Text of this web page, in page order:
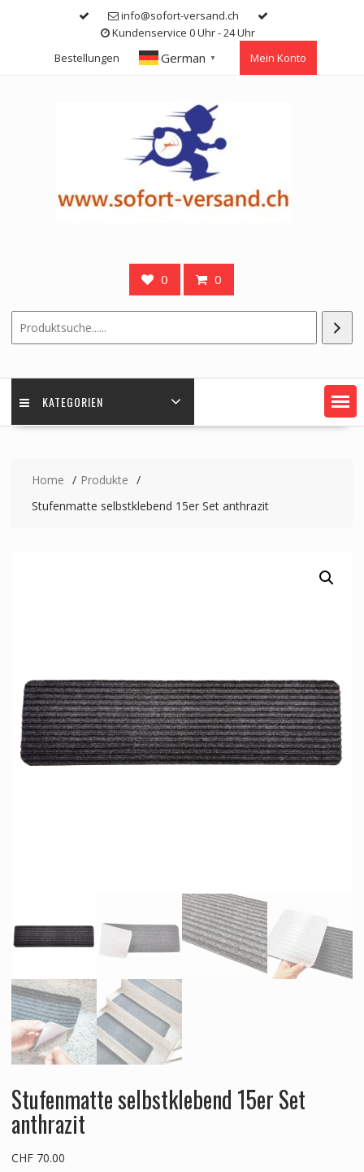
info@sofort-versand.ch
Kundenservice 0 Uhr - 24 Uhr
Bestellungen
German ▼ Mein Konto
0 0
KATEGORIEN
Home
Produkte
Stufenmatte selbstklebend 15er Set anthrazit
Stufenmatte selbstklebend 15er Set
anthrazit
CHF70.00